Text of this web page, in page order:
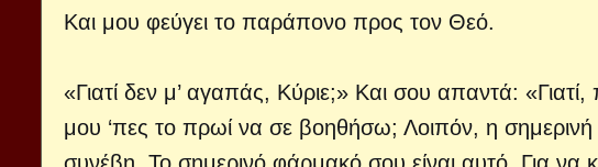
Και μου φεύγει το παράπονο προς τον Θεό.
«Γιατί δεν μ’ αγαπάς, Κύριε;» Και σου απαντά:
μου ‘πες το πρωί να σε βοηθήσω; Λοιπόν, η